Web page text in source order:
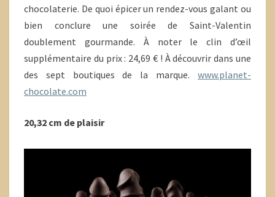
chocolaterie. De quoi épicer un rendez-vous galant ou
bien conclure une soirée de Saint-Valentin
doublement gourmande. À noter le clin d’œil
supplémentaire du prix : 24,69 € ! À découvrir dans une
des sept boutiques de la marque. www.planet-
chocolate.com
20,32 cm de plaisir